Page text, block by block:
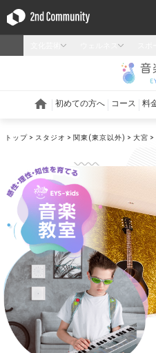
トップ スタジオ 関東(東京以外) 大宮